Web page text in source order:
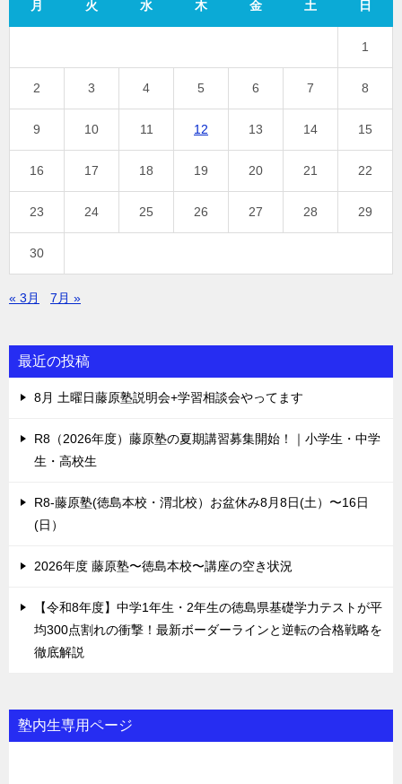
月 火 水 木 金 土 日
1
2 3 4 5 6 7 8
9 10 11 12 13 14 15
16 17 18 19 20 21 22
23 24 25 26 27 28 29
30
« 3月 7月 »
最近の投稿
8月 土曜日藤原塾説明会+学習相談会やってます
R8（2026年度）藤原塾の夏期講習募集開始！｜小学生・中学
生・高校生
R8-藤原塾(徳島本校・渭北校）お盆休み8月8日(土）〜16日
(日）
2026年度 藤原塾〜徳島本校〜講座の空き状況
【令和8年度】中学1年生・2年生の徳島県基礎学力テストが平
均300点割れの衝撃！最新ボーダーラインと逆転の合格戦略を
徹底解説
塾内生専用ページ